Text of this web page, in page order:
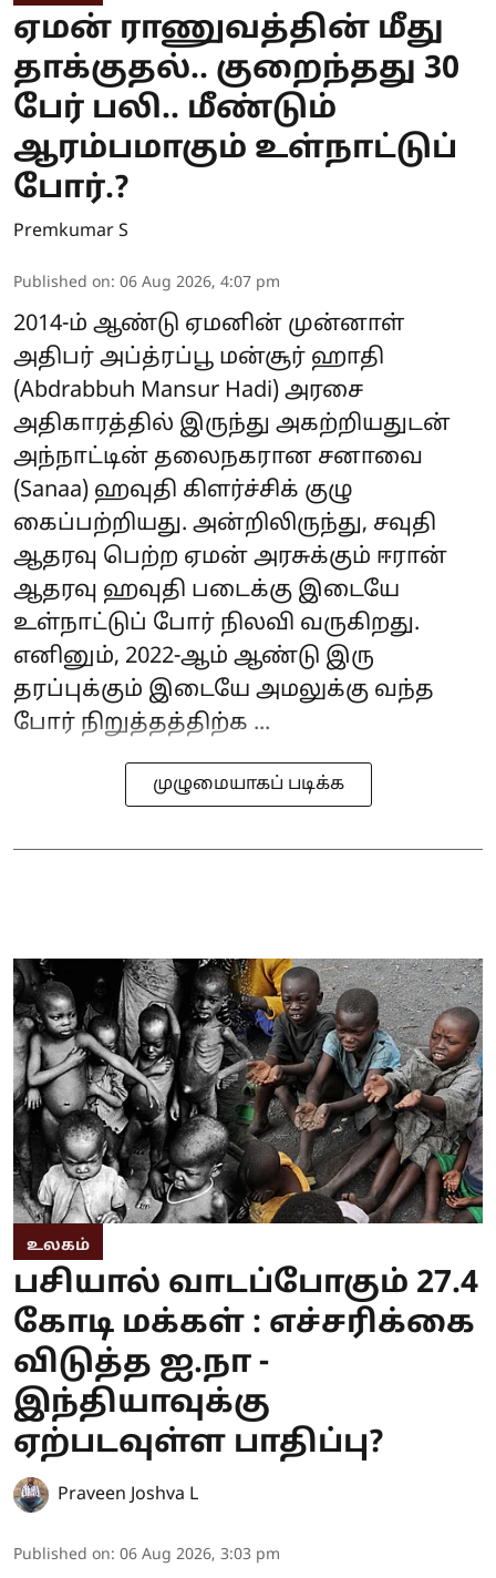
ஏமன் ராணுவத்தின் மீது
தாக்குதல்.. குறைந்தது 30
பேர் பலி.. மீண்டும்
ஆரம்பமாகும் உள்நாட்டுப்
போர்.?
Premkumar S
Published on: 06 Aug 2026, 4:07 pm
2014-ம் ஆண்டு ஏமனின் முன்னாள்
அதிபர் அப்த்ரப்பூ மன்சூர் ஹாதி
(Abdrabbuh Mansur Hadi) அரசை
அதிகாரத்தில் இருந்து அகற்றியதுடன்
அந்நாட்டின் தலைநகரான சனாவை
(Sanaa) ஹவுதி கிளர்ச்சிக் குழு
கைப்பற்றியது. அன்றிலிருந்து, சவுதி
ஆதரவு பெற்ற ஏமன் அரசுக்கும் ஈரான்
ஆதரவு ஹவுதி படைக்கு இடையே
உள்நாட்டுப் போர் நிலவி வருகிறது.
எனினும், 2022-ஆம் ஆண்டு இரு
தரப்புக்கும் இடையே அமலுக்கு வந்த
போர் நிறுத்தத்திற்க ...
முழுமையாகப் படிக்க
உலகம்
பசியால் வாடப்போகும் 27.4
கோடி மக்கள் : எச்சரிக்கை
விடுத்த ஐ.நா -
இந்தியாவுக்கு
ஏற்படவுள்ள பாதிப்பு?
Praveen Joshva L
Published on: 06 Aug 2026, 3:03 pm